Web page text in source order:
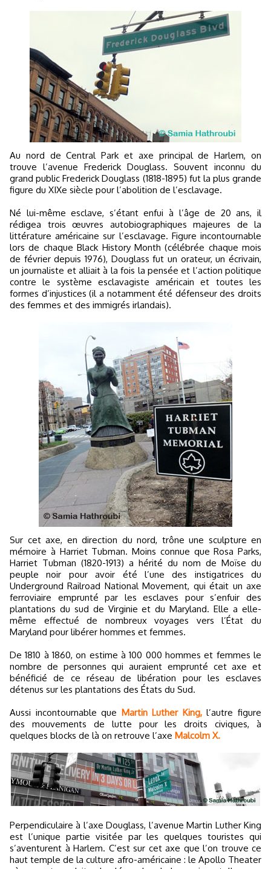
Au nord de Central Park et axe principal de Harlem, on
trouve l’avenue Frederick Douglass. Souvent inconnu du
grand public Frederick Douglass (1818-1895) fut la plus grande
figure du XIXe siècle pour l’abolition de l’esclavage.
Né lui-même esclave, s’étant enfui à l’âge de 20 ans, il
rédigea trois œuvres autobiographiques majeures de la
littérature américaine sur l’esclavage. Figure incontournable
lors de chaque Black History Month (célébrée chaque mois
de février depuis 1976), Douglass fut un orateur, un écrivain,
un journaliste et alliait à la fois la pensée et l’action politique
contre le système esclavagiste américain et toutes les
formes d’injustices (il a notamment été défenseur des droits
des femmes et des immigrés irlandais).
Sur cet axe, en direction du nord, trône une sculpture en
mémoire à Harriet Tubman. Moins connue que Rosa Parks,
Harriet Tubman (1820-1913) a hérité du nom de Moïse du
peuple noir pour avoir été l’une des instigatrices du
Underground Railroad National Movement, qui était un axe
ferroviaire emprunté par les esclaves pour s’enfuir des
plantations du sud de Virginie et du Maryland. Elle a elle-
même effectué de nombreux voyages vers l’État du
Maryland pour libérer hommes et femmes.
De 1810 à 1860, on estime à 100 000 hommes et femmes le
nombre de personnes qui auraient emprunté cet axe et
bénéficié de ce réseau de libération pour les esclaves
détenus sur les plantations des États du Sud.
Aussi incontournable que Martin Luther King,l’autre figure
des mouvements de lutte pour les droits civiques, à
quelques blocks de là on retrouve l’axe Malcolm X.
Perpendiculaire à l’axe Douglass, l’avenue Martin Luther King
est l’unique partie visitée par les quelques touristes qui
s’aventurent à Harlem. C’est sur cet axe que l’on trouve ce
haut temple de la culture afro-américaine : le Apollo Theater